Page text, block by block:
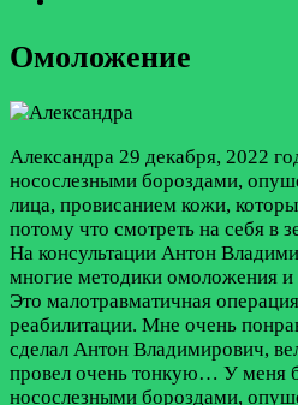
Омоложение
Александра 29 декабря, 2022
носослезными бороздами,
лица, провисанием кожи,
потому что смотреть на себя в
На консультации Антон
многие методики омоложения и
Это малотравматичная
реабилитации. Мне очень
сделал Антон Владимирович,
провел очень тонкую… У меня
носослезными бороздами,